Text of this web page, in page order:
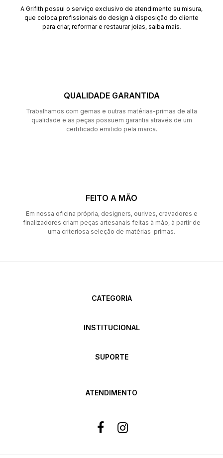
A Grifith possui o serviço exclusivo de atendimento su misura,
que coloca profissionais do design à disposição do cliente
para criar, reformar e restaurar joias, saiba mais.
QUALIDADE GARANTIDA
Trabalhamos com gemas e outras matérias-primas de alta
qualidade e as peças possuem garantia através de um
certificado emitido pela marca.
FEITO A MÃO
Em nossa oficina própria, designers, ourives, cravadores e
finalizadores criam peças artesanais feitas à mão, à partir de
uma criteriosa seleção de matérias-primas.
CATEGORIA
INSTITUCIONAL
SUPORTE
ATENDIMENTO